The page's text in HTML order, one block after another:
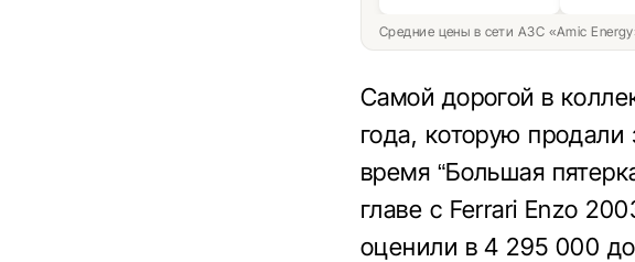
Средние цены в сети АЗС «Amic
Самой дорогой в
года, которую
время “Большая
главе с Ferrari Enzo
оценили в 4 295 000